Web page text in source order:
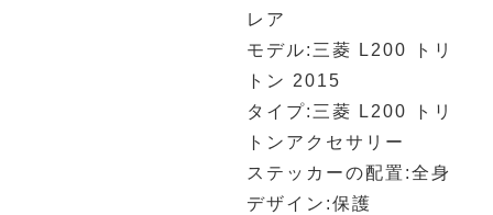
レア
モデル:三菱 L200 トリ
トン 2015
タイプ:三菱 L200 トリ
トンアクセサリー
ステッカーの配置:全身
デザイン:保護